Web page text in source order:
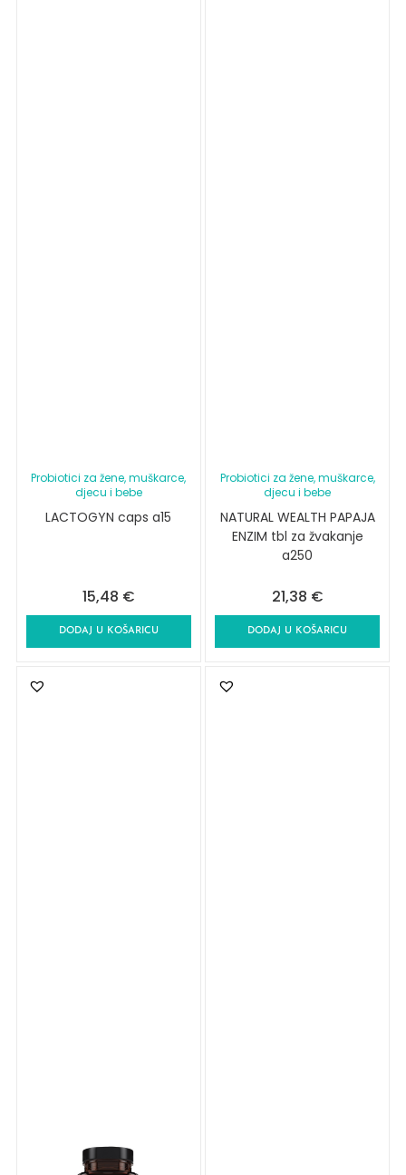
Probiotici za žene, muškarce,
djecu i bebe
LACTOGYN caps a15
15,48 €
DODAJ U KOŠARICU
Probiotici za žene, muškarce,
djecu i bebe
NATURAL WEALTH PAPAJA
ENZIM tbl za žvakanje
a250
21,38 €
DODAJ U KOŠARICU